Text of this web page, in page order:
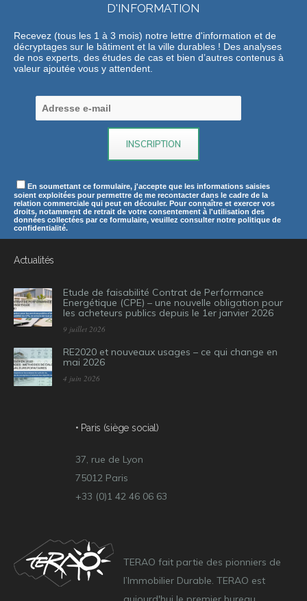
D'INFORMATION
Recevez (tous les 1 à 3 mois) notre lettre d'information et de
décryptages sur le bâtiment et la ville durables ! Des analyses
de nos experts, des études de cas et bien d’autres contenus à
valeur ajoutée vous y attendent.
En soumettant ce formulaire, j'accepte que les informations saisies
soient exploitées pour permettre de me recontacter dans le cadre de la
relation commerciale qui peut en découler. Pour connaître et exercer vos
droits, notamment de retrait de votre consentement à l'utilisation des
données collectées par ce formulaire, veuillez consulter notre politique de
confidentialité.
Actualités
Etude de faisabilité Contrat de Performance
Energétique (CPE) – une nouvelle obligation pour
les acheteurs publics depuis le 1er janvier 2026
9 juillet 2026
RE2020 et nouveaux usages – ce qui change en
mai 2026
4 juin 2026
• Paris (siège social)
37, rue de Lyon
75012 Paris
+33 (0)1 42 46 06 63
TERAO fait partie des pionniers de
l’Immobilier Durable. TERAO est